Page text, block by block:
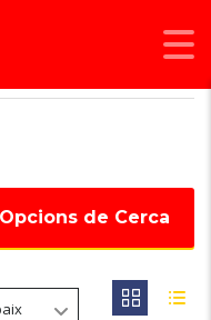
Opcions de Cerca